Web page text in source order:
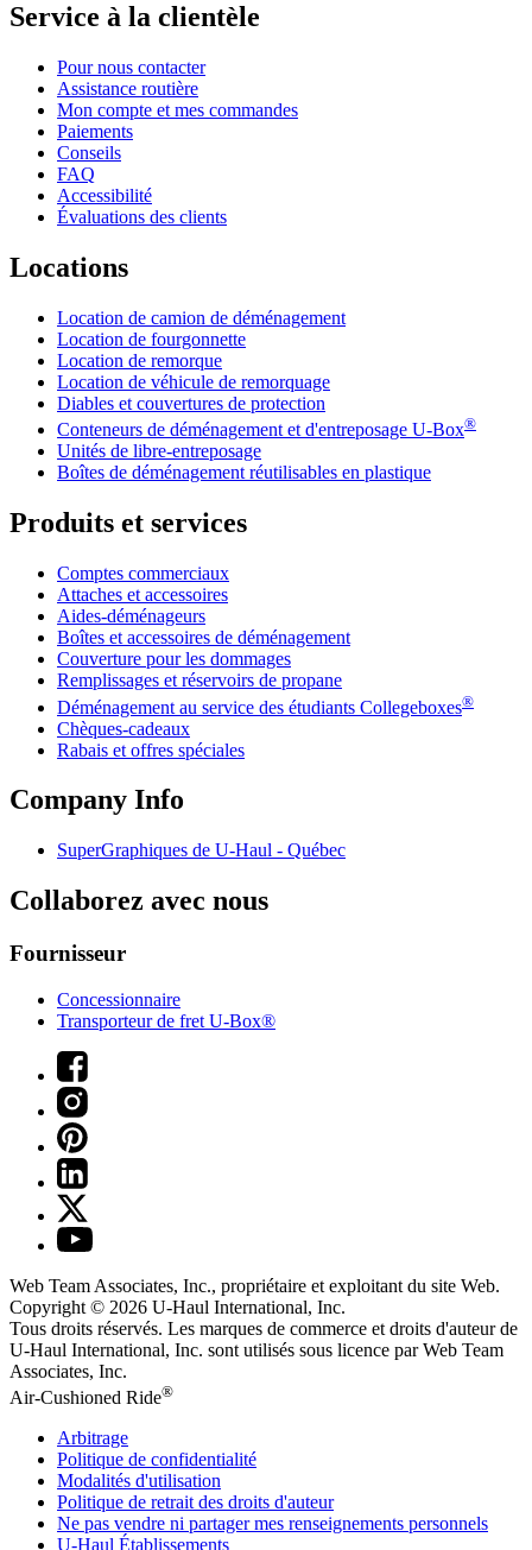
Service à la clientèle
Pour nous contacter
Assistance routière
Mon compte et mes commandes
Paiements
Conseils
FAQ
Accessibilité
Évaluations des clients
Locations
Location de camion de déménagement
Location de fourgonnette
Location de remorque
Location de véhicule de remorquage
Diables et couvertures de protection
Conteneurs de déménagement et d'entreposage U-Box®
Unités de libre-entreposage
Boîtes de déménagement réutilisables en plastique
Produits et services
Comptes commerciaux
Attaches et accessoires
Aides-déménageurs
Boîtes et accessoires de déménagement
Couverture pour les dommages
Remplissages et réservoirs de propane
Déménagement au service des étudiants Collegeboxes®
Chèques-cadeaux
Rabais et offres spéciales
Company Info
SuperGraphiques de U-Haul - Québec
Collaborez avec nous
Fournisseur
Concessionnaire
Transporteur de fret U-Box®
Web Team Associates, Inc., propriétaire et exploitant du site Web.
Copyright © 2026 U-Haul International, Inc.
Tous droits réservés. Les marques de commerce et droits d'auteur de
U-Haul International, Inc. sont utilisés sous licence par Web Team
Associates, Inc.
Air-Cushioned Ride®
Arbitrage
Politique de confidentialité
Modalités d'utilisation
Politique de retrait des droits d'auteur
Ne pas vendre ni partager mes renseignements personnels
U-Haul Établissements